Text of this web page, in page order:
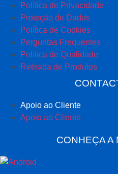
Política de Privacidade
Proteção de Dados
Política de Cookies
Perguntas Frequentes
Política de Qualidade
Retirada de Produtos
Apoio ao Cliente
Apoio ao Cliente
CONHEÇA A